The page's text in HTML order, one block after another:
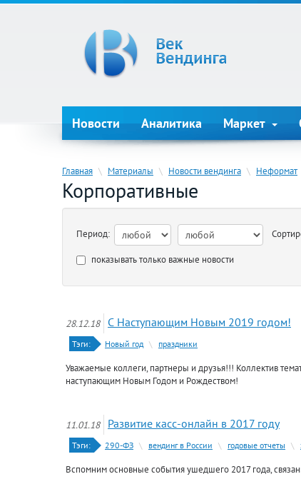
Новости Аналитика Маркет
Главная \ Материалы \ Новости вендинга \ Неформат
Корпоративные
Период:
показывать только важные новости
28.12.18 С Наступающим Новым 2019 годом!
Тэги: Новый год \ праздники
Уважаемые коллеги, партнеры и друзья!!! Коллектив
наступающим Новым Годом и Рождеством!
11.01.18 Развитие касс-онлайн в 2017 году
Тэги: 290-ФЗ \ вендинг в России \ годовые отчеты \
Вспомним основные события ушедшего 2017 года,